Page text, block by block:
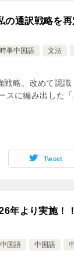
の通訳戦略を
時事中国語 文法
略。改めて認
スに編み出した
Tweet
年より実施
国語 中国語